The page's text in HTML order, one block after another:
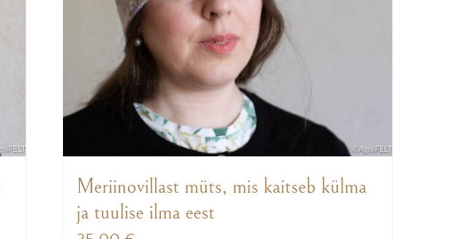
Meriinovillast müts, mis kaitseb külma
ja tuulise ilma eest